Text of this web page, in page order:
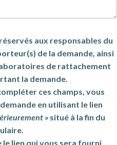
aux responsables du
de la demande, ainsi
de rattachement
la demande.
ces champs, vous
en utilisant le lien
»situé à la fin du
lien qui vous sera fourni.